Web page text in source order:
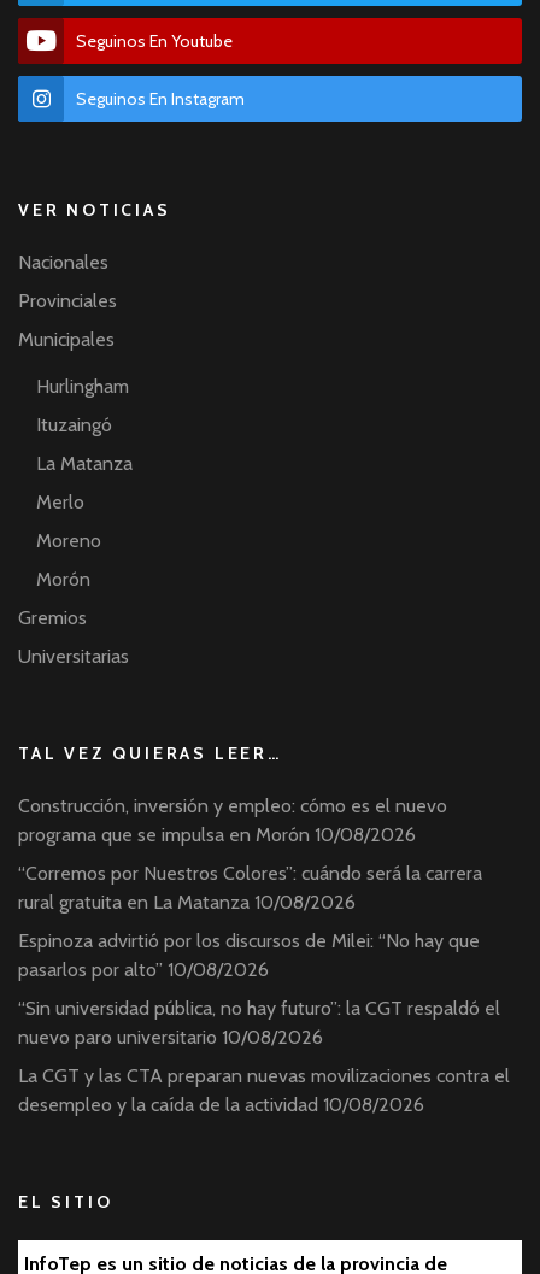
Seguinos En Youtube
Seguinos En Instagram
VER NOTICIAS
Nacionales
Provinciales
Municipales
Hurlingham
Ituzaingó
La Matanza
Merlo
Moreno
Morón
Gremios
Universitarias
TAL VEZ QUIERAS LEER…
Construcción, inversión y empleo: cómo es el nuevo
programa que se impulsa en Morón 10/08/2026
“Corremos por Nuestros Colores”: cuándo será la carrera
rural gratuita en La Matanza 10/08/2026
Espinoza advirtió por los discursos de Milei: “No hay que
pasarlos por alto” 10/08/2026
“Sin universidad pública, no hay futuro”: la CGT respaldó el
nuevo paro universitario 10/08/2026
La CGT y las CTA preparan nuevas movilizaciones contra el
desempleo y la caída de la actividad 10/08/2026
EL SITIO
InfoTep es un sitio de noticias de la provincia de